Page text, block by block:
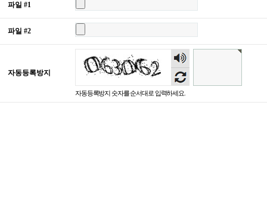
파일 #1
파일 #2
자동등록방지
숫자
음성
듣기
자동등록방지 숫자를 순서대로 입력하세요.